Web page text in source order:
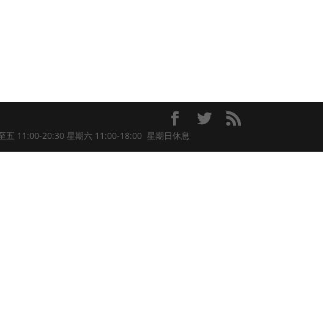
BarryMa TV 門市 地址： 旺角新填地街576號新輝商業中心7樓全層（港鐵太子站C2出口） 營業時間： 星期一至五 11:00-20:30 星期六 11:00-18:00 星期日休息